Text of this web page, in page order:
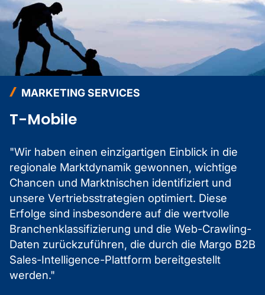
MARKETING SERVICES
T-Mobile
"Wir haben einen einzigartigen Einblick in die
regionale Marktdynamik gewonnen, wichtige
Chancen und Marktnischen identifiziert und
unsere Vertriebsstrategien optimiert. Diese
Erfolge sind insbesondere auf die wertvolle
Branchenklassifizierung und die Web-Crawling-
Daten zurückzuführen, die durch die Margo B2B
Sales-Intelligence-Plattform bereitgestellt
werden."